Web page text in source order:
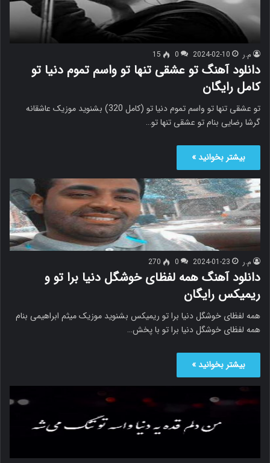
م.ر 2024-02-10
0
15
دانلود آهنگ تو عشقی تنها تو واسم تموم دنیا تو
کامل رایگان
تو عشقی تنها تو واسم تموم دنیا تو (کامل 320) بشنوید موزیک عاشقانه
گرشا رضایی بنام تو عشقی تنها تو…
بیشتر بخوانید »
م.ر 2024-01-23
0
270
دانلود آهنگ همه لفظای خوشگل دنیا برا تو و
ریمیکس رایگان
همه لفظای خوشگل دنیا برا تو ریمیکس بشنوید موزیک میثم ابراهیمی بنام
همه لفظای خوشگل دنیا برا تو با پخش…
بیشتر بخوانید »